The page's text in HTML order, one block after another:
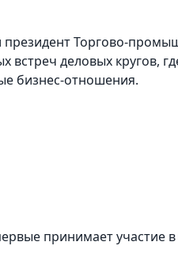
президент Торгово-
встреч деловых кругов,
бизнес-отношения.
принимает участие